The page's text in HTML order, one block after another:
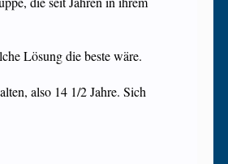
Lösung die beste wäre.
also 14 1/2 Jahre. Sich